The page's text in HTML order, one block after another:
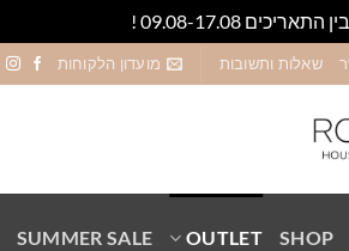
09.08-17.08 !
שאלות ותשובות מועדון הלקוחות
SHOP
OUTLET
SUMMER SALE